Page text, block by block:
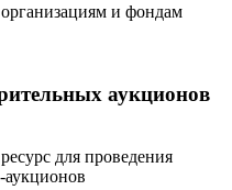
и фондам
аукционов
для проведения
аукционов